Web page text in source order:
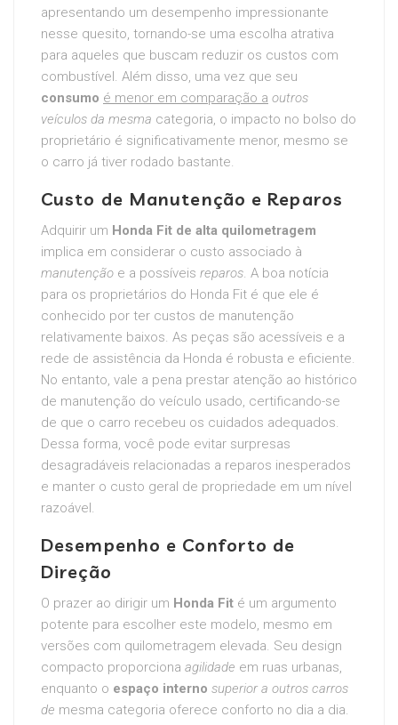
apresentando um desempenho impressionante
nesse quesito, tornando-se uma escolha atrativa
para aqueles que buscam reduzir os custos com
combustível. Além disso, uma vez que seu
consumo é menor em comparação a outros
veículos da mesma categoria, o impacto no bolso do
proprietário é significativamente menor, mesmo se
o carro já tiver rodado bastante.
Custo de Manutenção e Reparos
Adquirir um Honda Fit de alta quilometragem
implica em considerar o custo associado à
manutenção e a possíveis reparos . A boa notícia
para os proprietários do Honda Fit é que ele é
conhecido por ter custos de manutenção
relativamente baixos. As peças são acessíveis e a
rede de assistência da Honda é robusta e eficiente.
No entanto, vale a pena prestar atenção ao histórico
de manutenção do veículo usado, certificando-se
de que o carro recebeu os cuidados adequados.
Dessa forma, você pode evitar surpresas
desagradáveis relacionadas a reparos inesperados
e manter o custo geral de propriedade em um nível
razoável.
Desempenho e Conforto de
Direção
O prazer ao dirigir um Honda Fit é um argumento
potente para escolher este modelo, mesmo em
versões com quilometragem elevada. Seu design
compacto proporciona agilidade em ruas urbanas,
enquanto o espaço interno superior a outros carros
de mesma categoria oferece conforto no dia a dia.